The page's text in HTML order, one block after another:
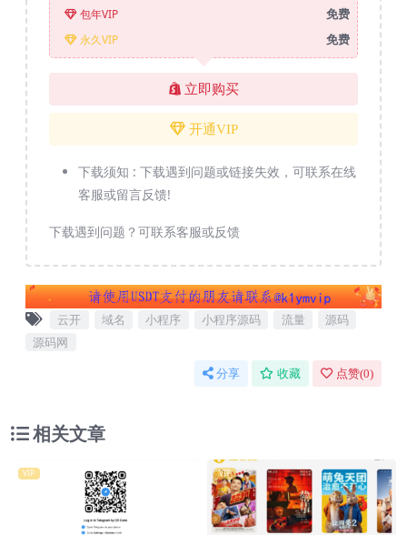
包年VIP 免费
永久VIP 免费
立即购买
开通VIP
下载须知 : 下载遇到问题或链接失效，可联系在线
客服或留言反馈!
下载遇到问题？可联系客服或反馈
云开 域名 小程序 小程序源码 流量
源码
源码网
分享 收藏 点赞(0)
相关文章
VIP VIP